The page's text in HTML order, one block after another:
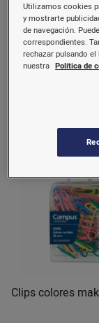
Anilla bisagra
20mm 25mm
Clips colores
Utilizamos cookies
y mostrarte
de navegación.
correspondientes.
rechazar pulsando
nuestra Política de